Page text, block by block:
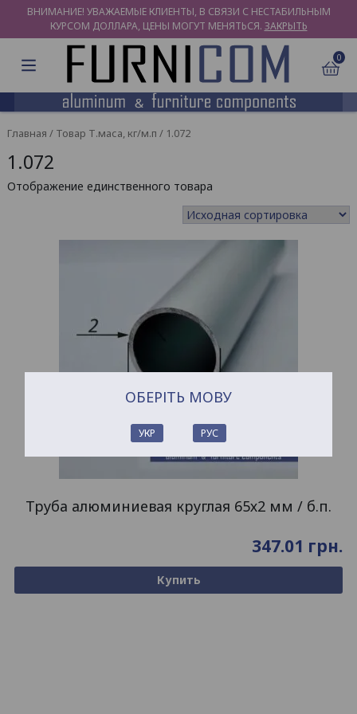
ВНИМАНИЕ! УВАЖАЕМЫЕ КЛИЕНТЫ, В СВЯЗИ С НЕСТАБИЛЬНЫМ
КУРСОМ ДОЛЛАРА, ЦЕНЫ МОГУТ МЕНЯТЬСЯ. ЗАКРЫТЬ
0
Главная / Товар Т.маса, кг/м.п / 1.072
1.072
Отображение единственного товара
Труба алюминиевая круглая 65х2 мм / б.п.
347.01 грн.
Купить
ОБЕРІТЬ МОВУ
УКР РУС